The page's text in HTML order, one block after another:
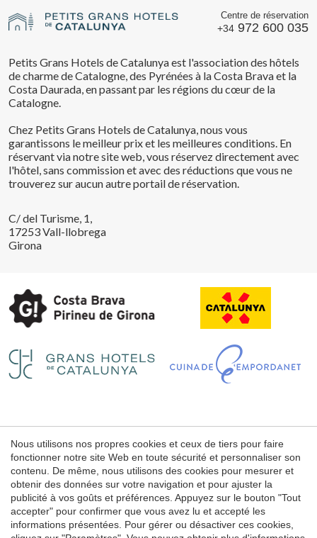
Centre de réservation
+34 972 600 035
Petits Grans Hotels de Catalunya est l'association des hôtels
de charme de Catalogne, des Pyrénées à la Costa Brava et la
Costa Daurada, en passant par les régions du cœur de la
Catalogne.
Chez Petits Grans Hotels de Catalunya, nous vous
garantissons le meilleur prix et les meilleures conditions. En
réservant via notre site web, vous réservez directement avec
l'hôtel, sans commission et avec des réductions que vous ne
trouverez sur aucun autre portail de réservation.
C/ del Turisme, 1,
17253 Vall-llobrega
Girona
Mentions légales
Conditions d'utilisation du web
Politique de cookies
Nous utilisons nos propres cookies et ceux de tiers pour faire
fonctionner notre site Web en toute sécurité et personnaliser son
contenu. De même, nous utilisons des cookies pour mesurer et
obtenir des données sur votre navigation et pour ajuster la
publicité à vos goûts et préférences. Appuyez sur le bouton "Tout
accepter" pour confirmer que vous avez lu et accepté les
informations présentées. Pour gérer ou désactiver ces cookies,